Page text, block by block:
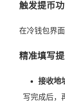
触发提币
在冷钱包界
精准填写
接收地
写完成后，